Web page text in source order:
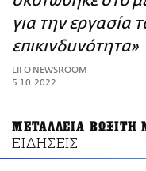
ΑΜΠΑ
PRINT
για την εργασία
επικινδυνότητα»
LIFO NEWSROOM
5.10.2022
ΜΕΤΑΛΛΕΙΑ ΒΩΞΙΤΗ
ΕΙΔΗΣΕΙΣ